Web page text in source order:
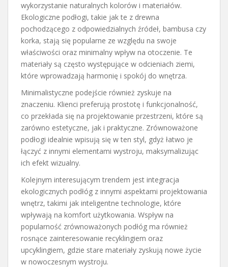
wykorzystanie naturalnych kolorów i materiałów.
Ekologiczne podłogi, takie jak te z drewna
pochodzącego z odpowiedzialnych źródeł, bambusa czy
korka, stają się popularne ze względu na swoje
właściwości oraz minimalny wpływ na otoczenie. Te
materiały są często występujące w odcieniach ziemi,
które wprowadzają harmonię i spokój do wnętrza.
Minimalistyczne podejście również zyskuje na
znaczeniu. Klienci preferują prostotę i funkcjonalność,
co przekłada się na projektowanie przestrzeni, które są
zarówno estetyczne, jak i praktyczne. Zrównoważone
podłogi idealnie wpisują się w ten styl, gdyż łatwo je
łączyć z innymi elementami wystroju, maksymalizując
ich efekt wizualny.
Kolejnym interesującym trendem jest integracja
ekologicznych podłóg z innymi aspektami projektowania
wnętrz, takimi jak inteligentne technologie, które
wpływają na komfort użytkowania. Wspływ na
popularność zrównoważonych podłóg ma również
rosnące zainteresowanie recyklingiem oraz
upcyklingiem, gdzie stare materiały zyskują nowe życie
w nowoczesnym wystroju.